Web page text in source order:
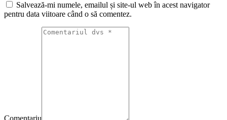
Salvează-mi numele, emailul și site-ul web în acest navigator
pentru data viitoare când o să comentez.